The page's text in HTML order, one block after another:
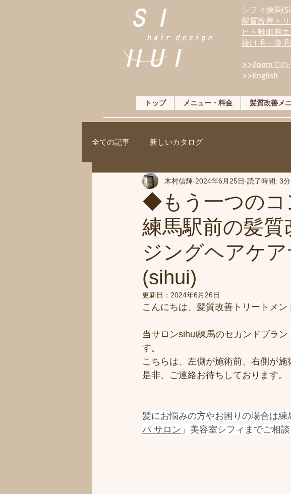
シフィ練馬(Si
髪質改善ト
ヒト幹細胞
抜け毛・薄
>>Zoomで
>>English
トップ メニュー・料金 髪質改善メ
全ての記事 新しいカタログ
◆もう一つのコ
練馬駅前の髪質
ジングヘアケ
(sihui)
木村信輝 2024年6月25日 読了時間: 3分
更新日： 2024年6月26日
こんにちは、髪質改善トリートメ
当サロンsihui練馬のセカンドブラ
す。
こちらは、左側が施術前、右側が施
是非、ご連絡お待ちしております。
髪にお悩みの方やお困りの場合は
パ サロン 」美容室シフィまでご相談